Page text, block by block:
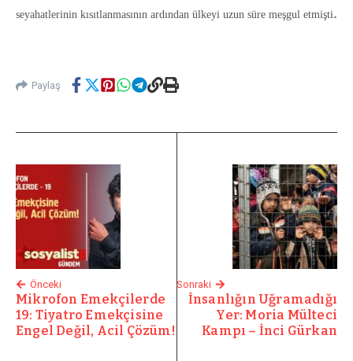
seyahatlerinin kısıtlanmasının ardından ülkeyi uzun süre meşgul etmişti.
Paylaş
Önceki
Mikrofon Emekçilerde
19: Tiyatro Emekçisine
Engel Değil, Acil Çözüm!
Sonraki
İnsanlığın Uğramadığı
Yer: Moria Mülteci
Kampı – İnci Gürkan